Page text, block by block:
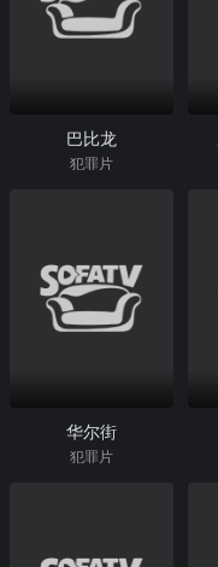
巴比龙
犯罪片
华尔街
犯罪片